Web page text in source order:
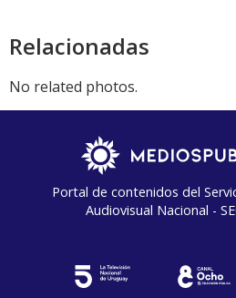
Relacionadas
No related photos.
Portal de contenidos del
Audiovisual Nacional -